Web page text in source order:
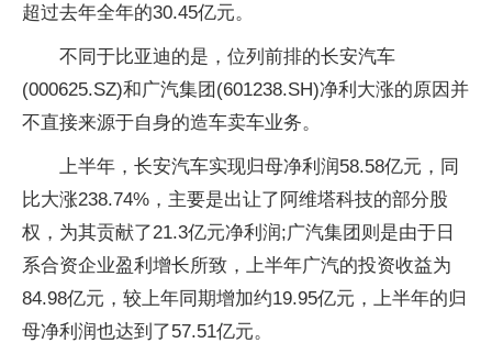
超过去年全年的30.45亿元。
不同于比亚迪的是，位列前排的长安汽车
(000625.SZ)和广汽集团(601238.SH)净利大涨的原因并
不直接来源于自身的造车卖车业务。
上半年，长安汽车实现归母净利润58.58亿元，同
比大涨238.74%，主要是出让了阿维塔科技的部分股
权，为其贡献了21.3亿元净利润;广汽集团则是由于日
系合资企业盈利增长所致，上半年广汽的投资收益为
84.98亿元，较上年同期增加约19.95亿元，上半年的归
母净利润也达到了57.51亿元。